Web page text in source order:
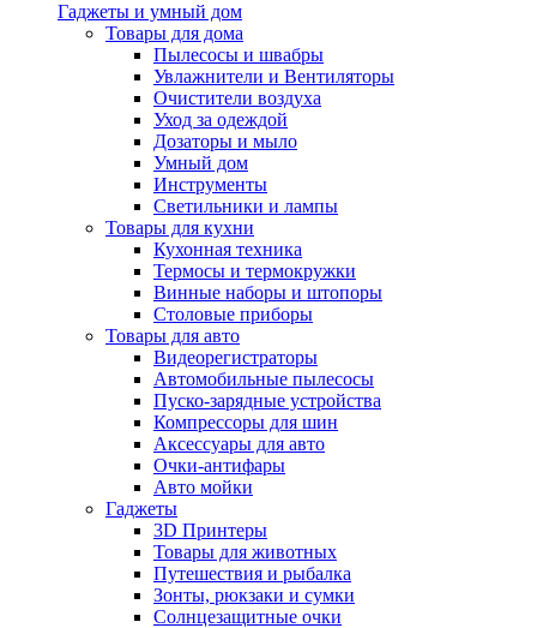
Гаджеты и умный дом
Товары для дома
Пылесосы и швабры
Увлажнители и Вентиляторы
Очистители воздуха
Уход за одеждой
Дозаторы и мыло
Умный дом
Инструменты
Светильники и лампы
Товары для кухни
Кухонная техника
Термосы и термокружки
Винные наборы и штопоры
Столовые приборы
Товары для авто
Видеорегистраторы
Автомобильные пылесосы
Пуско-зарядные устройства
Компрессоры для шин
Аксессуары для авто
Очки-антифары
Авто мойки
Гаджеты
3D Принтеры
Товары для животных
Путешествия и рыбалка
Зонты, рюкзаки и сумки
Солнцезащитные очки